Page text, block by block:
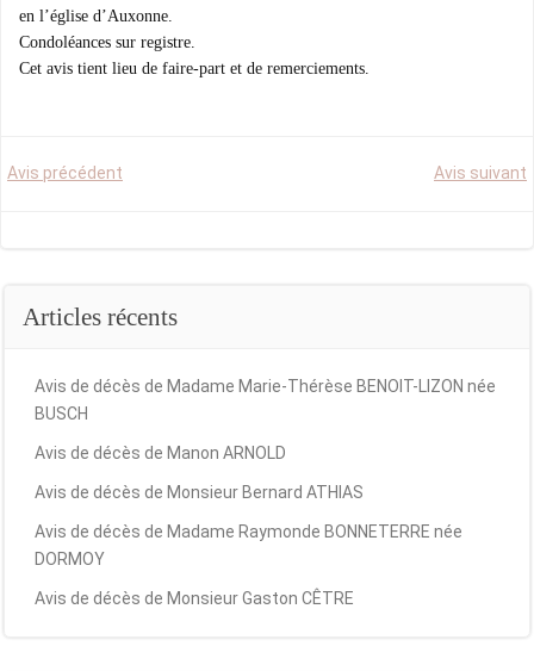
en l’église d’Auxonne.
Condoléances sur registre.
Cet avis tient lieu de faire-part et de remerciements.
Post
Avis précédent Avis suivant
Articles récents
Avis de décès de Madame Marie-Thérèse BENOIT-LIZON née
BUSCH
Avis de décès de Manon ARNOLD
Avis de décès de Monsieur Bernard ATHIAS
Avis de décès de Madame Raymonde BONNETERRE née
DORMOY
Avis de décès de Monsieur Gaston CÊTRE